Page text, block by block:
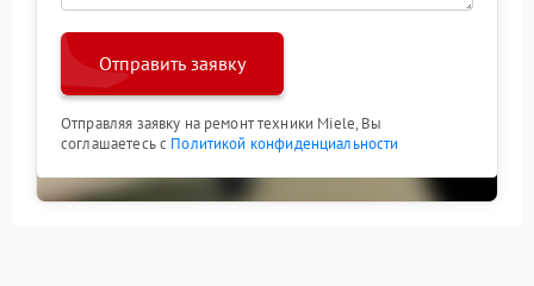
Отправить заявку
Отправляя заявку на ремонт техники Miele, Вы
соглашаетесь с Политикой конфиденциальности